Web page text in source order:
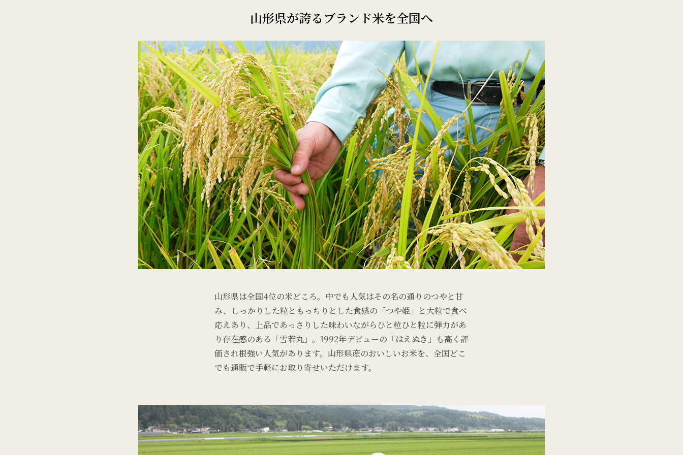
山形県が誇るブランド米を全国へ
山形県は全国4位の米どころ。中でも人気はその名の通りのつやと甘
み、しっかりした粒ともっちりとした食感の「つや姫」と大粒で食べ
応えあり、上品であっさりした味わいながらひと粒ひと粒に弾力があ
り存在感のある「雪若丸」。1992年デビューの「はえぬき」も高く評
価され根強い人気があります。山形県産のおいしいお米を、全国どこ
でも通販で手軽にお取り寄せいただけます。